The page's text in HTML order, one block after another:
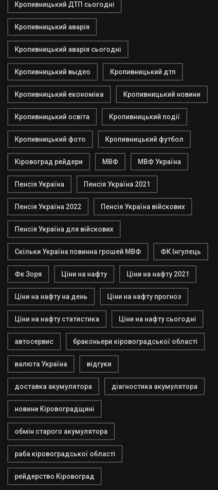
Кропивницький ДТП сьогодні
Кропивницький аварія
Кропивницький аварія сьогодні
Кропивницький выдео Кропивницький дтп
Кропивницький економіка Кропивницький новини
Кропивницький освіта Кропивницький події
Кропивницький фото Кропивницький футбол
Кіровоград рейдери МВФ МВФ Україна
Пенсія Україна Пенсія Україна 2021
Пенсія Україна 2022 Пенсія Україна війскових
Пенсія Україна для війскових
Скільки Україна повинна грошей МВФ ФК Інгулець
Фк Зоря Ціни на нафту Ціни на нафту 2021
Ціни на нафту на день Ціни на нафту прогноз
Ціни на нафту статистика Ціни на нафту сьогодні
автосервис браконьери кіровоградської області
валюта Україна відгуки
доставка акумулятора діагностика акумулятора
новини Кіровоградщині
обмін старого акумулятора
раба кіровоградської області
рейдерство Кіровоград